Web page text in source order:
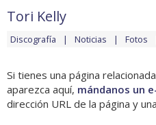
Tori Kelly
Discografía Noticias Fotos
Si tienes una página
aparezca aquí, mándanos un
dirección URL de la página y